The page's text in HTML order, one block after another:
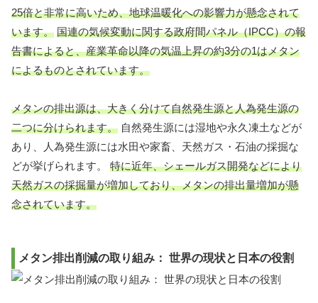
25倍と非常に高いため、地球温暖化への影響力が懸念されて
います。 国連の気候変動に関する政府間パネル（IPCC）の報
告書によると、産業革命以降の気温上昇の約3分の1はメタン
によるものとされています。
メタンの排出源は、大きく分けて自然発生源と人為発生源の
二つに分けられます。 自然発生源には湿地や永久凍土などが
あり、人為発生源には水田や家畜、天然ガス・石油の採掘な
どが挙げられます。 特に近年、シェールガス開発などにより
天然ガスの採掘量が増加しており、メタンの排出量増加が懸
念されています。
メタン排出削減の取り組み： 世界の現状と日本の役割